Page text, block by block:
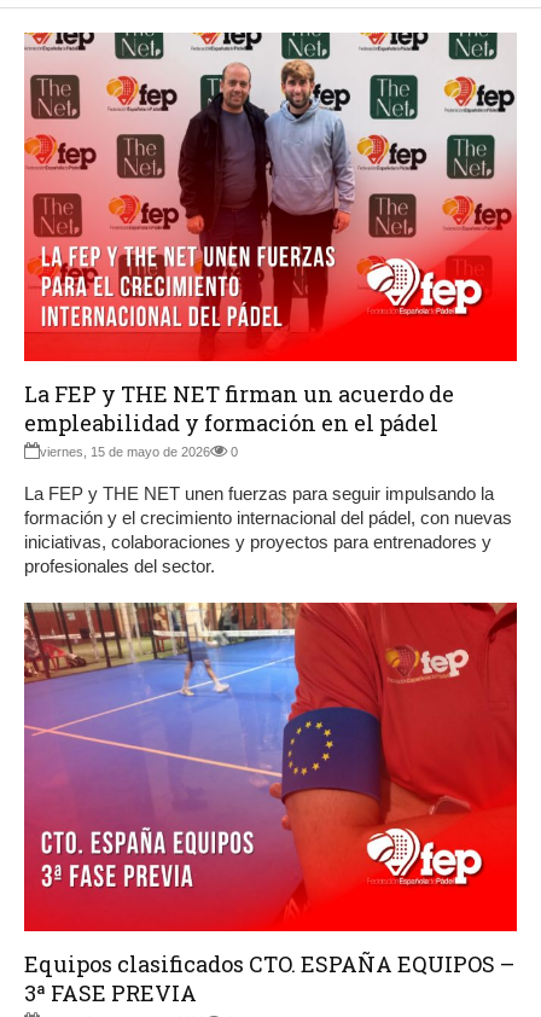
La FEP y THE NET firman un acuerdo de
empleabilidad y formación en el pádel
viernes, 15 de mayo de 2026 0
La FEP y THE NET unen fuerzas para seguir impulsando la
formación y el crecimiento internacional del pádel, con nuevas
iniciativas, colaboraciones y proyectos para entrenadores y
profesionales del sector.
Equipos clasificados CTO. ESPAÑA EQUIPOS –
3ª FASE PREVIA